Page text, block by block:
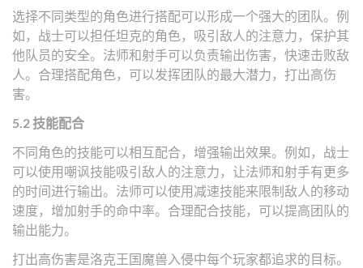
选择不同类型的角色进行搭配可以形成一个强大的团队。例
如，战士可以担任坦克的角色，吸引敌人的注意力，保护其
他队员的安全。法师和射手可以负责输出伤害，快速击败敌
人。合理搭配角色，可以发挥团队的最大潜力，打出高伤
害。
5.2 技能配合
不同角色的技能可以相互配合，增强输出效果。例如，战士
可以使用嘲讽技能吸引敌人的注意力，让法师和射手有更多
的时间进行输出。法师可以使用减速技能来限制敌人的移动
速度，增加射手的命中率。合理配合技能，可以提高团队的
输出能力。
打出高伤害是洛克王国魔兽入侵中每个玩家都追求的目标。